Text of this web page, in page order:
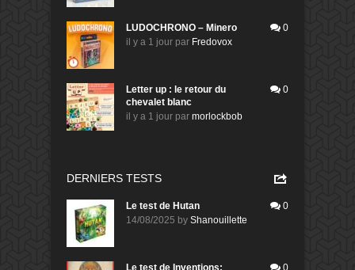
LUDOCHRONO – Minero
il y a 1 jour par Fredovox
0
Letter up : le retour du
chevalet blanc
il y a 1 jour par morlockbob
0
DERNIERS TESTS
Le test de Hutan
14/08/2025 by Shanouillette
0
Le test de Inventions:
0